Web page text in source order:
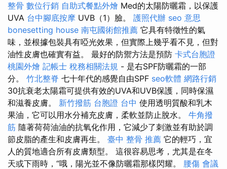
整骨 數位行銷 自助式餐點外燴 Med的太陽防曬霜，以保護
UVA 台中腳底按摩 UVB（1）臉。 護照代辦 seo 意思
bonesetting house 南屯國術館推薦 它具有特徵性的氣
味，並根據包裝具有啞光效果，但實際上幾乎看不見，但對
油性皮膚也確實有益。 最好的防禦方法是預防 卡式台胞證
桃園外燴 記帳士 稅務相關法規 - 是右SPF防曬霜的一部
分。 竹北整脊 七十年代的感覺自由SPF seo軟體 網路行銷
30抗衰老太陽霜可提供有效的UVA和UVB保護，同時保濕
和滋養皮膚。 新竹撥筋 台胞證 台中 使用透明質酸和乳木
果油，它可以用水分補充皮膚，柔軟並防止脫水。 牛角撥
筋 隨著荷荷油油的抗氧化作用，它減少了刺激並有助於調
節皮脂的產生和皮膚再生。 臺中 整骨 推薦 它的輕巧，宜
人的質地適合所有皮膚類型。 這很容易思考，尤其是在冬
天或下雨時，“哦，陽光並不像防曬霜那樣閃耀。 腰傷 會議